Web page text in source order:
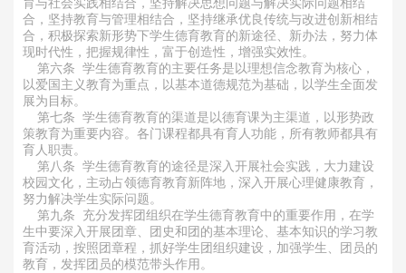
育与社会实践相结合，坚持解决思想问题与解决实际问题相结
合，坚持教育与管理相结合，坚持继承优良传统与改进创新相结
合，积极探索新形势下学生德育教育的新途径、新办法，努力体
现时代性，把握规律性，富于创造性，增强实效性。
第六条 学生德育教育的主要任务是以理想信念教育为核心，
以爱国主义教育为重点，以基本道德规范为基础，以学生全面发
展为目标。
第七条 学生德育教育的渠道是以德育课为主渠道，以形势政
策教育为重要内容。各门课程都具有育人功能，所有教师都具有
育人职责。
第八条 学生德育教育的途径是深入开展社会实践，大力建设
校园文化，主动占领德育教育新阵地，深入开展心理健康教育，
努力解决学生实际问题。
第九条 充分发挥团组织在学生德育教育中的重要作用，在学
生中要深入开展团章、团史和团的基本理论、基本知识的学习教
育活动，按照团章程，抓好学生团组织建设，加强学生、团员的
教育，发挥团员的模范带头作用。